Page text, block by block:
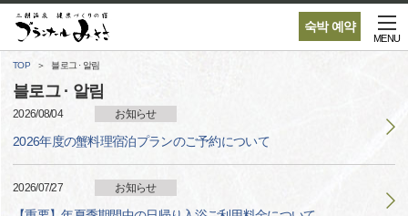
숙박 예약
MENU
TOP 블로그 · 알림
블로그 · 알림
2026/08/04 お知らせ
2026年度の蟹料理宿泊プランのご予約について
2026/07/27 お知らせ